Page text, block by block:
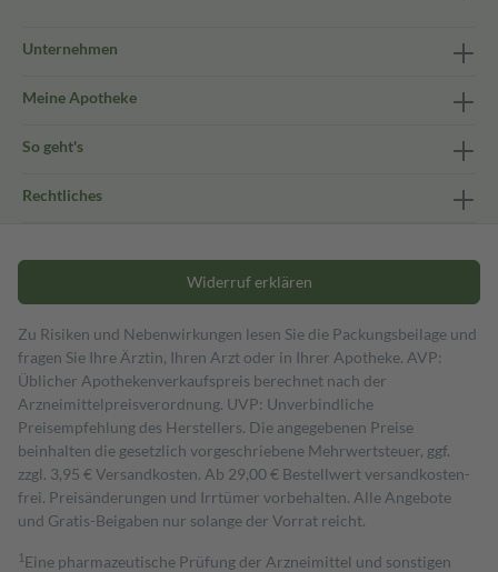
Unternehmen
Meine Apotheke
So geht's
Rechtliches
Widerruf erklären
Zu Risiken und Nebenwirkungen lesen Sie die Packungsbeilage und
fragen Sie Ihre Ärztin, Ihren Arzt oder in Ihrer Apotheke. AVP:
Üblicher Apothekenverkaufspreis berechnet nach der
Arzneimittelpreisverordnung. UVP: Unverbindliche
Preisempfehlung des Herstellers. Die angegebenen Preise
beinhalten die gesetzlich vorgeschriebene Mehrwertsteuer, ggf.
zzgl. 3,95 € Versandkosten. Ab 29,00 € Bestell­wert versand­kosten­
frei. Preisänderungen und Irrtümer vorbehalten. Alle Angebote
und Gratis-Beigaben nur solange der Vorrat reicht.
1 Eine pharmazeutische Prüfung der Arzneimittel und sonstigen